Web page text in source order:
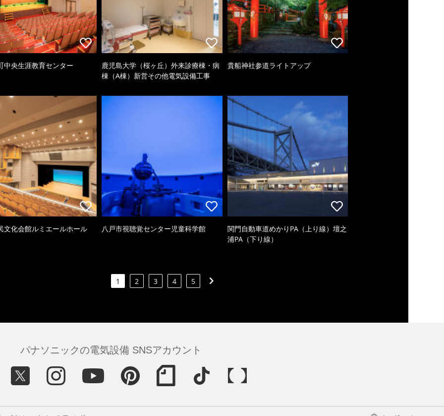
中央生涯教育センター
鹿児島大学（桜ヶ丘）外来診療棟・病
棟（A棟）新営その他電気設備工事
貴船神社参道ライトアップ
文化会館ルミエールホール 八戸市視聴覚センター児童科学館
関門自動車道めかりPA（上り線）壇之
浦PA（下り線）
1 2 3 4 5
パナソニックの電気設備 SNSアカウント